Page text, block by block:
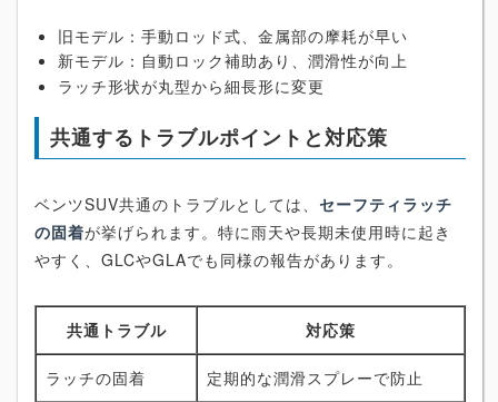
旧モデル：手動ロッド式、金属部の摩耗が早い
新モデル：自動ロック補助あり、潤滑性が向上
ラッチ形状が丸型から細長形に変更
共通するトラブルポイントと対応策
ベンツSUV共通のトラブルとしては、 セーフティラッチ
の固着が挙げられます。特に雨天や長期未使用時に起き
やすく、GLCやGLAでも同様の報告があります。
共通トラブル 対応策
ラッチの固着 定期的な潤滑スプレーで防止